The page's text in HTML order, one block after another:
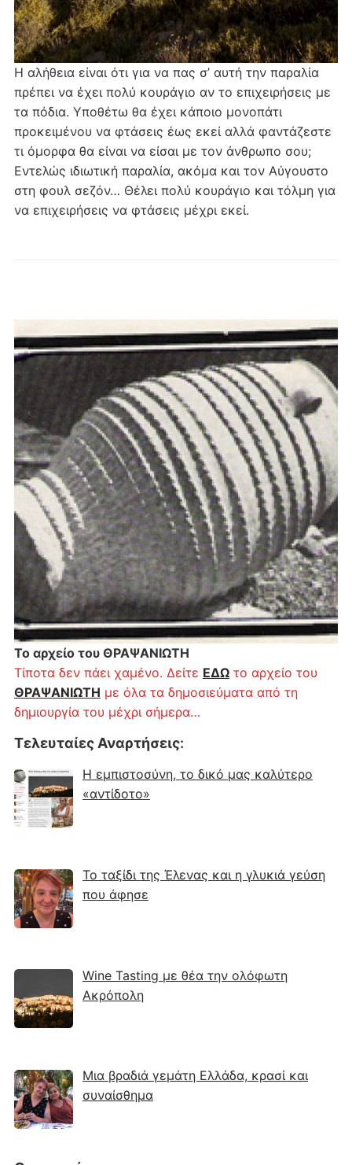
Το αρχείο του ΘΡΑΨΑΝΙΩΤΗ
Τίποτα δεν πάει χαμένο. Δείτε ΕΔΩτο αρχείο του
ΘΡΑΨΑΝΙΩΤΗ με όλα τα δημοσιεύματα από τη
δημιουργία του μέχρι σήμερα…
Τελευταίες Αναρτήσεις:
Η εμπιστοσύνη, το δικό μας καλύτερο
«αντίδοτο»
Το ταξίδι της Έλενας και η γλυκιά γεύση
που άφησε
Wine Tasting με θέα την ολόφωτη
Ακρόπολη
Μια βραδιά γεμάτη Ελλάδα, κρασί και
συναίσθημα
Η αλήθεια είναι ότι για να πας σ’ αυτή την παραλία
πρέπει να έχει πολύ κουράγιο αν το επιχειρήσεις με
τα πόδια. Υποθέτω θα έχει κάποιο μονοπάτι
προκειμένου να φτάσεις έως εκεί αλλά φαντάζεστε
τι όμορφα θα είναι να είσαι με τον άνθρωπο σου;
Εντελώς ιδιωτική παραλία, ακόμα και τον Αύγουστο
στη φουλ σεζόν… Θέλει πολύ κουράγιο και τόλμη για
να επιχειρήσεις να φτάσεις μέχρι εκεί.